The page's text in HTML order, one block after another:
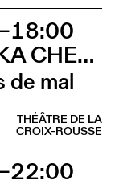
ALENKA CHENUZ & AMÉLIE VIDON
de mal
THÉÂTRE DE LA
CROIX-ROUSSE